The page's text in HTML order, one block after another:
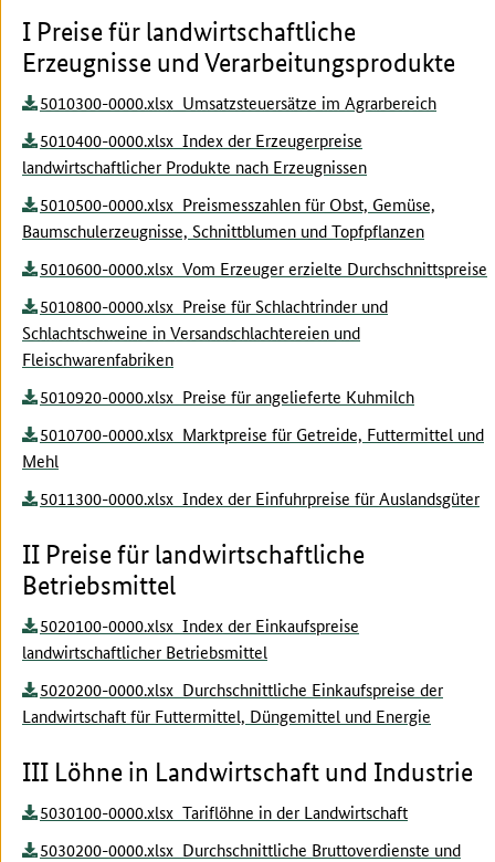
I Preise für landwirtschaftliche
Erzeugnisse und Verarbeitungsprodukte
5010300-0000.xlsx Umsatzsteuersätze im Agrarbereich
5010400-0000.xlsx Index der Erzeugerpreise
landwirtschaftlicher Produkte nach Erzeugnissen
5010500-0000.xlsx Preismesszahlen für Obst, Gemüse,
Baumschulerzeugnisse, Schnittblumen und Topfpflanzen
5010600-0000.xlsx Vom Erzeuger erzielte Durchschnittspreise
5010800-0000.xlsx Preise für Schlachtrinder und
Schlachtschweine in Versandschlachtereien und
Fleischwarenfabriken
5010920-0000.xlsx Preise für angelieferte Kuhmilch
5010700-0000.xlsx Marktpreise für Getreide, Futtermittel und
Mehl
5011300-0000.xlsx Index der Einfuhrpreise für Auslandsgüter
II Preise für landwirtschaftliche
Betriebsmittel
5020100-0000.xlsx Index der Einkaufspreise
landwirtschaftlicher Betriebsmittel
5020200-0000.xlsx Durchschnittliche Einkaufspreise der
Landwirtschaft für Futtermittel, Düngemittel und Energie
III Löhne in Landwirtschaft und Industrie
5030100-0000.xlsx Tariflöhne in der Landwirtschaft
5030200-0000.xlsx Durchschnittliche Bruttoverdienste und